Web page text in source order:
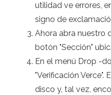
utilidad ve errores,
signo de
Ahora abra nuestro
botón "Sección"
En el menú Drop -
"Verificación Verce".
disco y, tal vez,